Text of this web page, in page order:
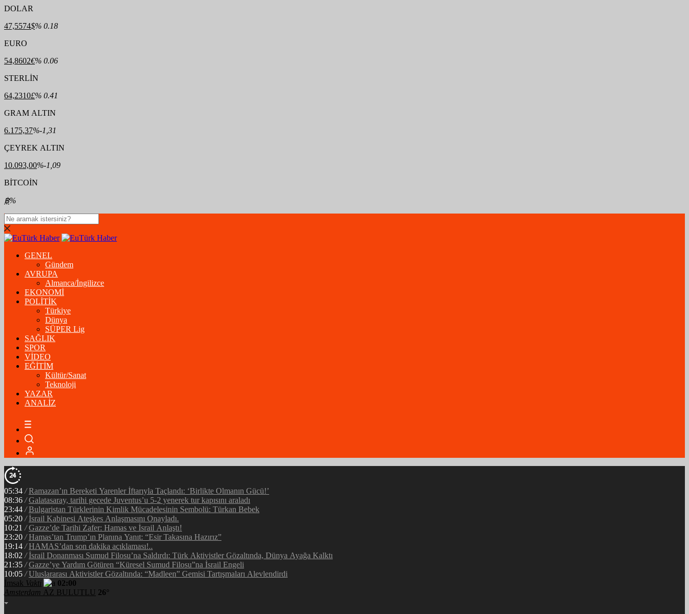
DOLAR
47,5574$% 0.18
EURO
54,8602€% 0.06
STERLİN
64,2310£% 0.41
GRAM ALTIN
6.175,37%-1,31
ÇEYREK ALTIN
10.093,00%-1,09
BİTCOİN
฿%
GENEL
Gündem
AVRUPA
Almanca/İngilizce
EKONOMİ
POLİTİK
Türkiye
Dünya
SÜPER Lig
SAĞLIK
SPOR
VİDEO
EĞİTİM
Kültür/Sanat
Teknoloji
YAZAR
ANALİZ
05:34 / Ramazan’ın Bereketi Yarenler İftarıyla Taçlandı: ‘Birlikte Olmanın Gücü!’
08:36 / Galatasaray, tarihi gecede Juventus’u 5-2 yenerek tur kapısını araladı
23:44 / Bulgaristan Türklerinin Kimlik Mücadelesinin Sembolü: Türkan Bebek
05:20 / İsrail Kabinesi Ateşkes Anlaşmasını Onayladı.
10:21 / Gazze’de Tarihi Zafer: Hamas ve İsrail Anlaştı!
23:20 / Hamas’tan Trump’ın Planına Yanıt: “Esir Takasına Hazırız”
19:14 / HAMAS’dan son dakika açıklaması!..
18:02 / İsrail Donanması Sumud Filosu’na Saldırdı: Türk Aktivistler Gözaltında, Dünya Ayağa Kalktı
21:35 / Gazze’ye Yardım Götüren “Küresel Sumud Filosu”na İsrail Engeli
10:05 / Uluslararası Aktivistler Gözaltında: “Madleen” Gemisi Tartışmaları Alevlendirdi
İmsak Vakti
02:00
Amsterdam AZ BULUTLU 26°